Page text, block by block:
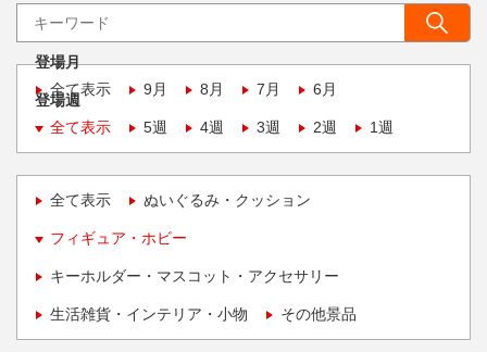
登場月
全て表示
9月 8月 7月 6月
登場週
全て表示
5週 4週 3週 2週 1週
全て表示 ぬいぐるみ・クッション
フィギュア・ホビー
キーホルダー・マスコット・アクセサリー
生活雑貨・インテリア・小物 その他景品